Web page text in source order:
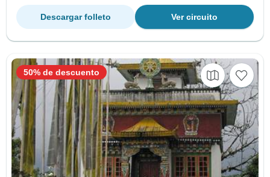
Ver circuito
Descargar folleto
50% de descuento